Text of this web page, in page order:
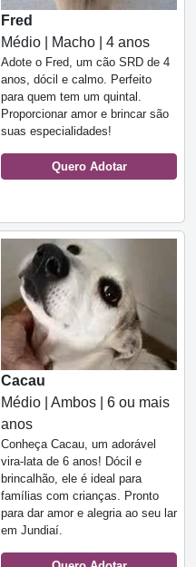
Fred
Médio | Macho | 4 anos
Adote o Fred, um cão SRD de 4
anos, dócil e calmo. Perfeito
para quem tem um quintal.
Proporcionar amor e brincar são
suas especialidades!
Quero Adotar
Cacau
Médio | Ambos | 6 ou mais
anos
Conheça Cacau, um adorável
vira-lata de 6 anos! Dócil e
brincalhão, ele é ideal para
famílias com crianças. Pronto
para dar amor e alegria ao seu lar
em Jundiaí.